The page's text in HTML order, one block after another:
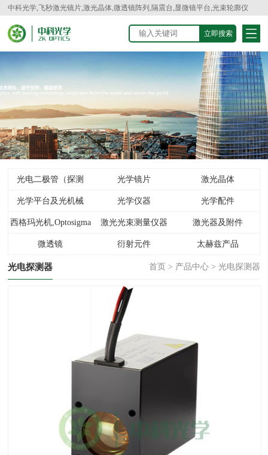
中科光学,飞秒激光镜片,激光晶体,微透镜阵列,隔震台,显微镜平台,光束轮廓仪
光电二极管（探测
器）
光学镜片 激光晶体
光学平台及光机械 光学仪器 光学配件
西格玛光机,Optosigma 激光光束测量仪器 激光器及附件
微透镜 衍射元件 太赫兹产品
光电探测器 首页 > 产品中心> 光电探测器